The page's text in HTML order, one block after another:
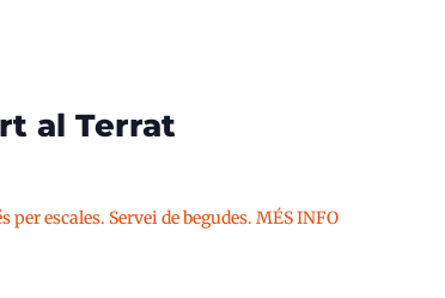
al Terrat
escales. Servei de begudes. MÉS INFO